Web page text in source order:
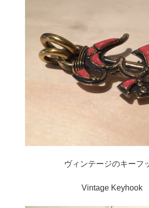
ヴィンテージのキーフ
Vintage Keyhook